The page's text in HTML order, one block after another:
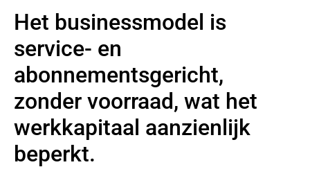
Het businessmodel is
service- en
abonnementsgericht,
zonder voorraad, wat het
werkkapitaal aanzienlijk
beperkt.